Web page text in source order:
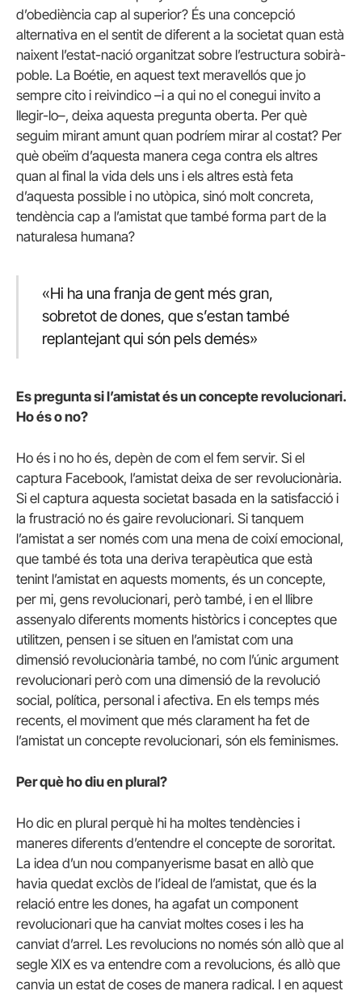
d’obediència cap al superior? És una concepció
alternativa en el sentit de diferent a la societat quan està
naixent l’estat-nació organitzat sobre l’estructura sobirà-
poble. La Boétie, en aquest text meravellós que jo
sempre cito i reivindico –i a qui no el conegui invito a
llegir-lo–, deixa aquesta pregunta oberta. Per què
seguim mirant amunt quan podríem mirar al costat? Per
què obeïm d’aquesta manera cega contra els altres
quan al final la vida dels uns i els altres està feta
d’aquesta possible i no utòpica, sinó molt concreta,
tendència cap a l’amistat que també forma part de la
naturalesa humana?
«Hi ha una franja de gent més gran,
sobretot de dones, que s’estan també
replantejant qui són pels demés»
Es pregunta si l’amistat és un concepte revolucionari.
Ho és o no?
Ho és i no ho és, depèn de com el fem servir. Si el
captura Facebook, l’amistat deixa de ser revolucionària.
Si el captura aquesta societat basada en la satisfacció i
la frustració no és gaire revolucionari. Si tanquem
l’amistat a ser només com una mena de coixí emocional,
que també és tota una deriva terapèutica que està
tenint l’amistat en aquests moments, és un concepte,
per mi, gens revolucionari, però també, i en el llibre
assenyalo diferents moments històrics i conceptes que
utilitzen, pensen i se situen en l’amistat com una
dimensió revolucionària també, no com l’únic argument
revolucionari però com una dimensió de la revolució
social, política, personal i afectiva. En els temps més
recents, el moviment que més clarament ha fet de
l’amistat un concepte revolucionari, són els feminismes.
Per què ho diu en plural?
Ho dic en plural perquè hi ha moltes tendències i
maneres diferents d’entendre el concepte de sororitat.
La idea d’un nou companyerisme basat en allò que
havia quedat exclòs de l’ideal de l’amistat, que és la
relació entre les dones, ha agafat un component
revolucionari que ha canviat moltes coses i les ha
canviat d’arrel. Les revolucions no només són allò que al
segle XIX es va entendre com a revolucions, és allò que
canvia un estat de coses de manera radical. I en aquest